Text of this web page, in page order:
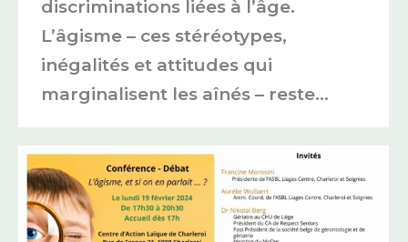
discriminations liées à l’âge.
L’âgisme – ces stéréotypes,
inégalités et attitudes qui
marginalisent les aînés – reste…